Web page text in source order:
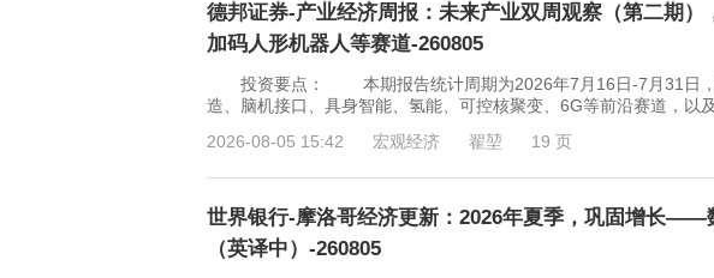
德邦证券-产业经济周报：未来产业双周观察（第二期
加码人形机器人等赛道-260805
投资要点： 本期报告统计周期为2026年7月16日-7月31日，
造、脑机接口、具身智能、氢能、可控核聚变、6G等前沿赛道，以
2026-08-05 15:42
宏观经济 翟堃 19 页
世界银行-摩洛哥经济更新：2026年夏季，巩固增长——
（英译中）-260805